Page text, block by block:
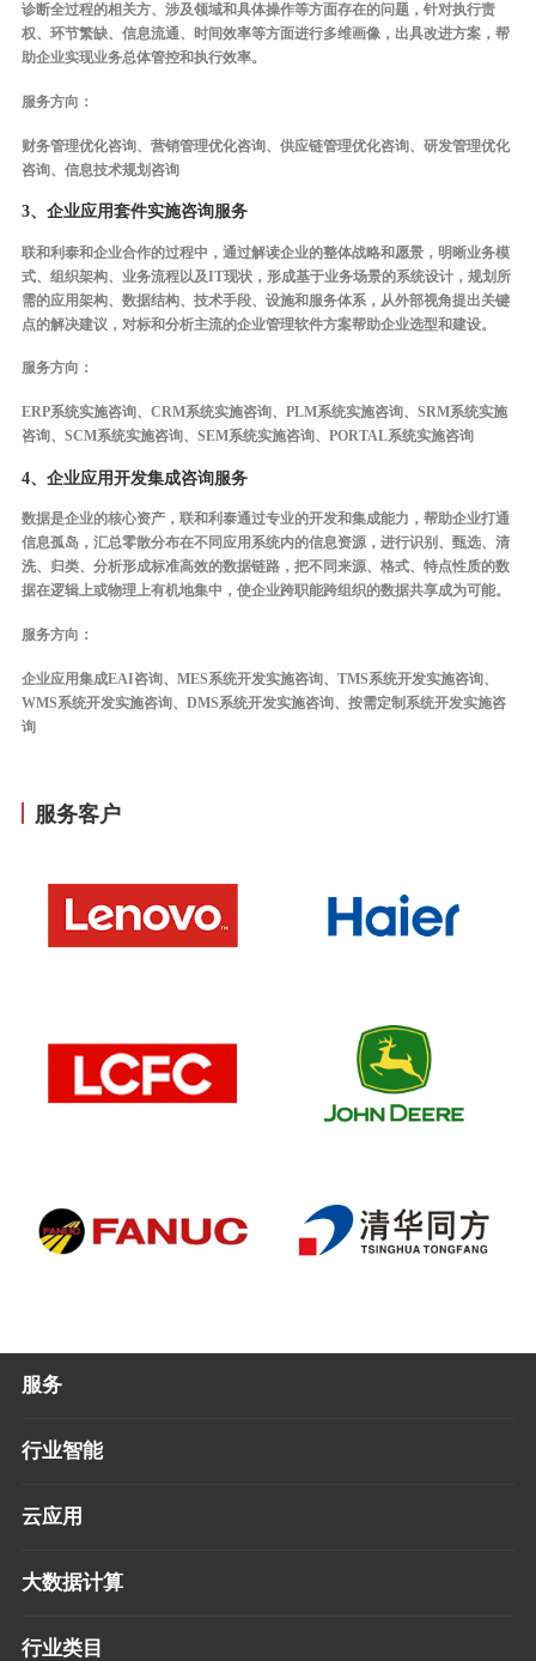
诊断全过程的相关方、涉及领域和具体操作等方面存在的问题，针对执行责
权、环节繁缺、信息流通、时间效率等方面进行多维画像，出具改进方案，帮
助企业实现业务总体管控和执行效率。
服务方向：
财务管理优化咨询、营销管理优化咨询、供应链管理优化咨询、研发管理优化
咨询、信息技术规划咨询
3、企业应用套件实施咨询服务
联和利泰和企业合作的过程中，通过解读企业的整体战略和愿景，明晰业务模
式、组织架构、业务流程以及IT现状，形成基于业务场景的系统设计，规划所
需的应用架构、数据结构、技术手段、设施和服务体系，从外部视角提出关键
点的解决建议，对标和分析主流的企业管理软件方案帮助企业选型和建设。
服务方向：
ERP系统实施咨询、CRM系统实施咨询、PLM系统实施咨询、SRM系统实施
咨询、SCM系统实施咨询、SEM系统实施咨询、PORTAL系统实施咨询
4、企业应用开发集成咨询服务
数据是企业的核心资产，联和利泰通过专业的开发和集成能力，帮助企业打通
信息孤岛，汇总零散分布在不同应用系统内的信息资源，进行识别、甄选、清
洗、归类、分析形成标准高效的数据链路，把不同来源、格式、特点性质的数
据在逻辑上或物理上有机地集中，使企业跨职能跨组织的数据共享成为可能。
服务方向：
企业应用集成EAI咨询、MES系统开发实施咨询、TMS系统开发实施咨询、
WMS系统开发实施咨询、DMS系统开发实施咨询、按需定制系统开发实施咨
询
服务客户
服务
行业智能
云应用
大数据计算
行业类目